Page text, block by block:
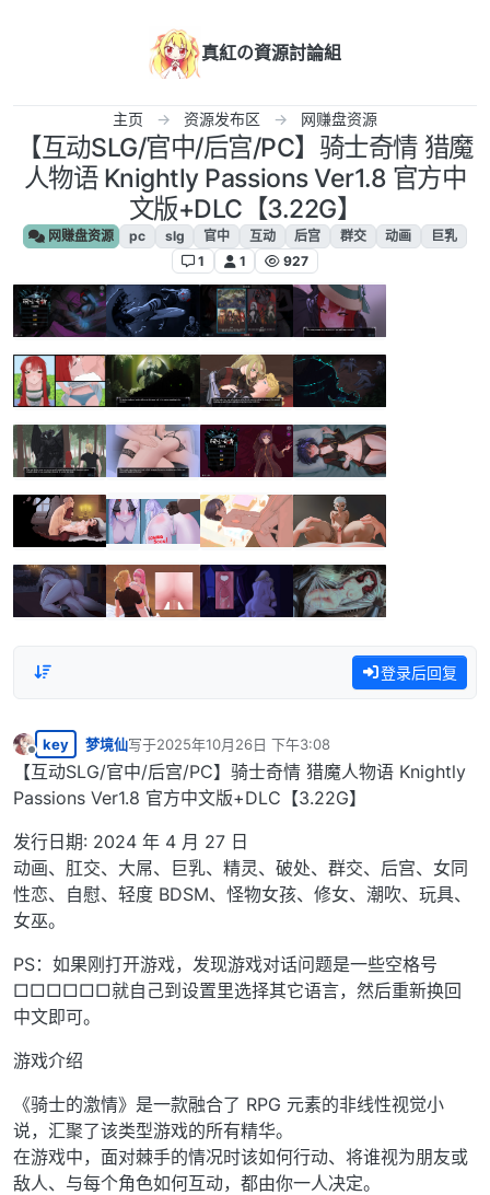
真紅の資源討論組
主页 资源发布区 网赚盘资源
【互动SLG/官中/后宫/PC】骑士奇情 猎魔
人物语 Knightly Passions Ver1.8 官方中
文版+DLC【3.22G】
网赚盘资源 pc slg 官中 互动 后宫 群交 动画
巨乳
1
1 927
登录后回复
离线
key 梦境仙写于2025年10月26日 下午3:08
最后由 编辑
【互动SLG/官中/后宫/PC】骑士奇情 猎魔人物语 Knightly
Passions Ver1.8 官方中文版+DLC【3.22G】
发行日期: 2024 年 4 月 27 日
动画、肛交、大屌、巨乳、精灵、破处、群交、后宫、女同
性恋、自慰、轻度 BDSM、怪物女孩、修女、潮吹、玩具、
女巫。
PS：如果刚打开游戏，发现游戏对话问题是一些空格号
□□□□□□就自己到设置里选择其它语言，然后重新换回
中文即可。
游戏介绍
《骑士的激情》是一款融合了 RPG 元素的非线性视觉小
说，汇聚了该类型游戏的所有精华。
在游戏中，面对棘手的情况时该如何行动、将谁视为朋友或
敌人、与每个角色如何互动，都由你一人决定。